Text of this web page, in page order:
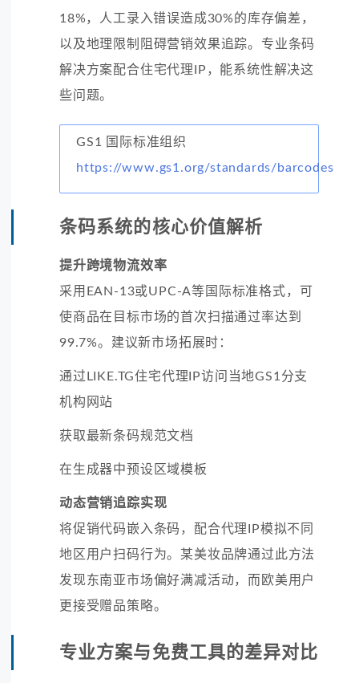
18%，人工录入错误造成30%的库存偏差，
以及地理限制阻碍营销效果追踪。专业条码
解决方案配合住宅代理IP，能系统性解决这
些问题。
GS1 国际标准组织
https://www.gs1.org/standards/barcodes
条码系统的核心价值解析
提升跨境物流效率
采用EAN-13或UPC-A等国际标准格式，可
使商品在目标市场的首次扫描通过率达到
99.7%。建议新市场拓展时：
通过LIKE.TG住宅代理IP访问当地GS1分支
机构网站
获取最新条码规范文档
在生成器中预设区域模板
动态营销追踪实现
将促销代码嵌入条码，配合代理IP模拟不同
地区用户扫码行为。某美妆品牌通过此方法
发现东南亚市场偏好满减活动，而欧美用户
更接受赠品策略。
专业方案与免费工具的差异对比